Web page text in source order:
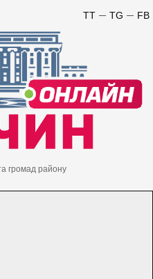
FB
TG
TT
громад району